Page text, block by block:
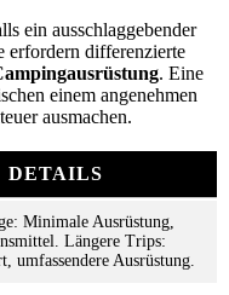
ein ausschlaggebender
erfordern differenzierte
. Eine
einem angenehmen
ausmachen.
DETAILS
Minimale Ausrüstung,
Längere Trips:
umfassendere Ausrüstung.